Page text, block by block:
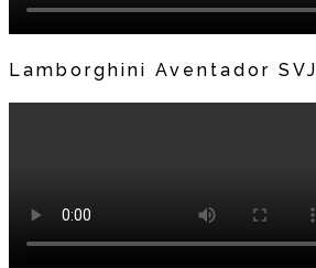
Lamborghini Aventador SVJ